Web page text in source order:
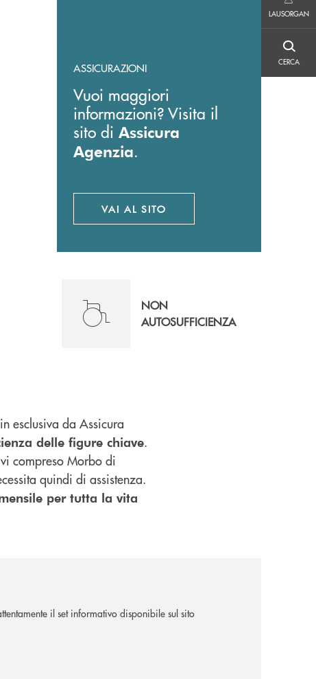
LAUSORGAN
CERCA
ASSICURAZIONI
Vuoi maggiori
informazioni? Visita il
sito di Assicura
Agenzia.
VAI AL SITOAPRE UNA NUOVA FINESTRA
NON
AUTOSUFFICIENZA
esclusiva da Assicura
delle figure chiave.
compreso Morbo di
quindi di assistenza.
per tutta la vita
il set informativo disponibile sul sito